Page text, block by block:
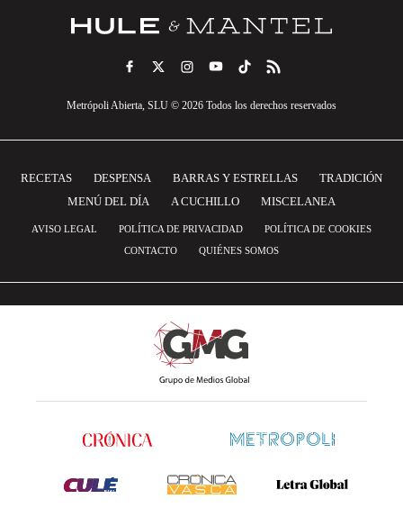
Metrópoli Abierta, SLU © 2026 Todos los derechos reservados
RECETAS DESPENSA BARRAS Y ESTRELLAS
TRADICIÓN
MENÚ DEL DÍA
A CUCHILLO MISCELANEA
AVISO LEGAL POLÍTICA DE PRIVACIDAD
POLÍTICA DE COOKIES
CONTACTO
QUIÉNES SOMOS